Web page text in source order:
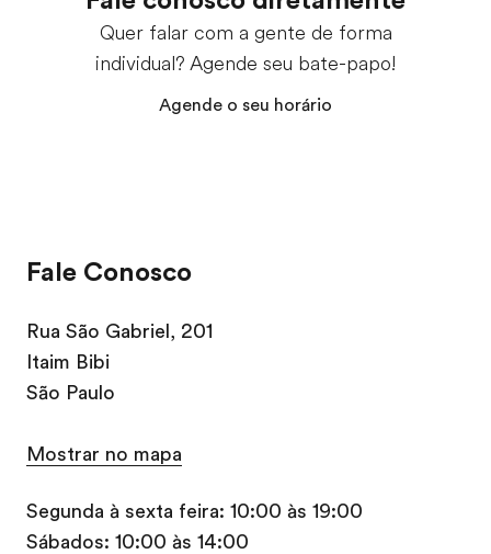
Quer falar com a gente de forma
individual? Agende seu bate-papo!
Agende o seu horário
Fale Conosco
Rua São Gabriel, 201
Itaim Bibi
São Paulo
Mostrar no mapa
Segunda à sexta feira: 10:00 às 19:00
Sábados: 10:00 às 14:00